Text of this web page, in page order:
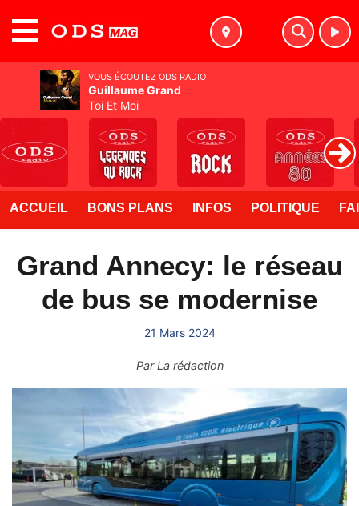
ACCUEIL BONS PLANS INFOS POLITIQUE
Grand Annecy: le réseau
de bus se modernise
21 Mars 2024
ParLa rédaction
VOUS ÉCOUTEZ ODS RADIO
Guillaume Grand
Toi Et Moi